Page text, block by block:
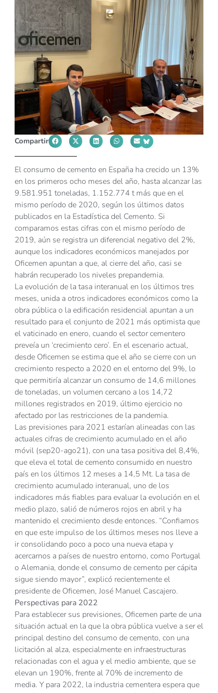
Compartir
El consumo de cemento en España ha crecido un 13%
en los primeros ocho meses del año, hasta alcanzar las
9.581.951 toneladas, 1.152.774 t más que en el
mismo período de 2020, según los últimos datos
publicados en la Estadística del Cemento. Si
comparamos estas cifras con el mismo período de
2019, aún se registra un diferencial negativo del 2%,
aunque los indicadores económicos manejados por
Oficemen apuntan a que, al cierre del año, casi se
habrán recuperado los niveles prepandemia.
La evolución de la tasa interanual en los últimos tres
meses, unida a otros indicadores económicos como la
obra pública o la edificación residencial apuntan a un
resultado para el conjunto de 2021 más optimista que
el vaticinado en enero, cuando el sector cementero
preveía un ‘crecimiento cero’. En el escenario actual,
desde Oficemen se estima que el año se cierre con un
crecimiento respecto a 2020 en el entorno del 9%, lo
que permitiría alcanzar un consumo de 14,6 millones
de toneladas, un volumen cercano a los 14,72
millones registrados en 2019, último ejercicio no
afectado por las restricciones de la pandemia.
Las previsiones para 2021 estarían alineadas con las
actuales cifras de crecimiento acumulado en el año
móvil (sep20-ago21), con una tasa positiva del 8,4%,
que eleva el total de cemento consumido en nuestro
país en los últimos 12 meses a 14,5 Mt. La tasa de
crecimiento acumulado interanual, uno de los
indicadores más fiables para evaluar la evolución en el
medio plazo, salió de números rojos en abril y ha
mantenido el crecimiento desde entonces. “Confiamos
en que este impulso de los últimos meses nos lleve a
ir consolidando poco a poco una nueva etapa y
acercarnos a países de nuestro entorno, como Portugal
o Alemania, donde el consumo de cemento per cápita
sigue siendo mayor”, explicó recientemente el
presidente de Oficemen, José Manuel Cascajero.
Perspectivas para 2022
Para establecer sus previsiones, Oficemen parte de una
situación actual en la que la obra pública vuelve a ser el
principal destino del consumo de cemento, con una
licitación al alza, especialmente en infraestructuras
relacionadas con el agua y el medio ambiente, que se
elevan un 190%, frente al 70% de incremento de
media. Y para 2022, la industria cementera espera que